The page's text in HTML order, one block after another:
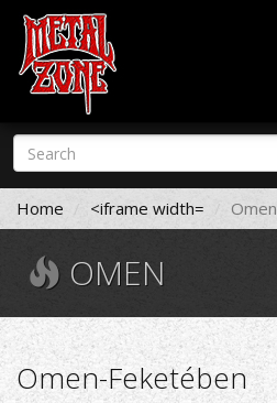
Skip
main
content
Search
form
Search
Home <iframe width= Omen
OMEN
Omen-Feketében